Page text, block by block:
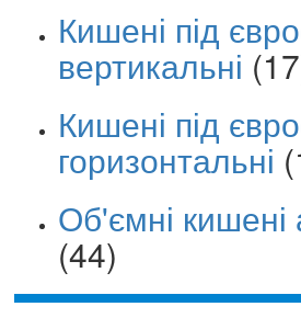
Кишені під
вертикальні
Кишені під
горизонтальні
Об'ємні
(44)